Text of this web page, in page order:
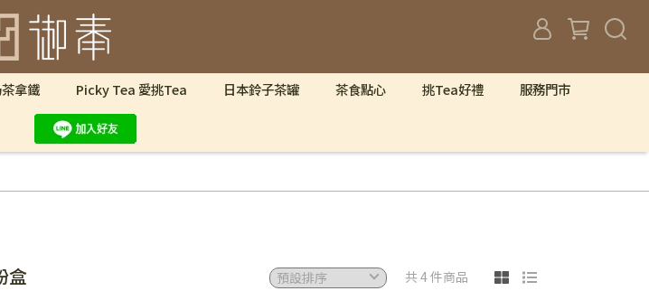
拿鐵 Picky Tea 愛挑Tea 日本鈴子茶罐 茶食點心 挑Tea好禮 服務門市
盒 共 4 件商品